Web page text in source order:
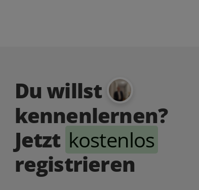
Du willst
kennenlernen?
Jetzt kostenlos
registrieren